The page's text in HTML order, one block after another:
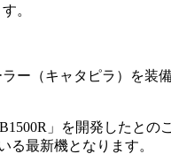
。
（キャタピラ）を装
」を開発したとの
る最新機となります。